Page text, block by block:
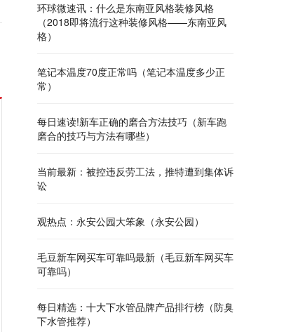
环球微速讯：什么是东南亚风格装修风格
（2018即将流行这种装修风格——东南亚风
格）
笔记本温度70度正常吗（笔记本温度多少正
常）
每日速读!新车正确的磨合方法技巧（新车跑
磨合的技巧与方法有哪些）
当前最新：被控违反劳工法，推特遭到集体诉
讼
观热点：永安公园大笨象（永安公园）
毛豆新车网买车可靠吗最新（毛豆新车网买车
可靠吗）
每日精选：十大下水管品牌产品排行榜（防臭
下水管推荐）